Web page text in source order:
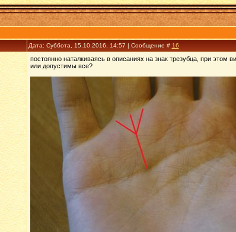
Дата: Суббота, 15.10.2016, 14:57 | Сообщение # 16
постоянно наталкиваясь в описаниях на знак трезубца, при этом
или допустимы все?